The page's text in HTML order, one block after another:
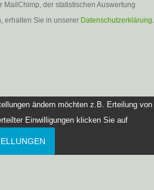
der statistischen Auswertung
erhalten Sie in unserer Datenschutzerklärung.
ändern möchten z.B. Erteilung von
Einwilligungen klicken Sie auf